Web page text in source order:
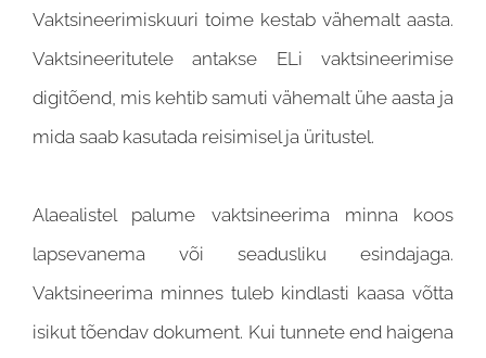
Vaktsineerimiskuuri toime kestab vähemalt aasta.
Vaktsineeritutele antakse ELi vaktsineerimise
digitõend, mis kehtib samuti vähemalt ühe aasta ja
mida saab kasutada reisimisel ja üritustel.
Alaealistel palume vaktsineerima minna koos
lapsevanema või seadusliku esindajaga.
Vaktsineerima minnes tuleb kindlasti kaasa võtta
isikut tõendav dokument. Kui tunnete end haigena